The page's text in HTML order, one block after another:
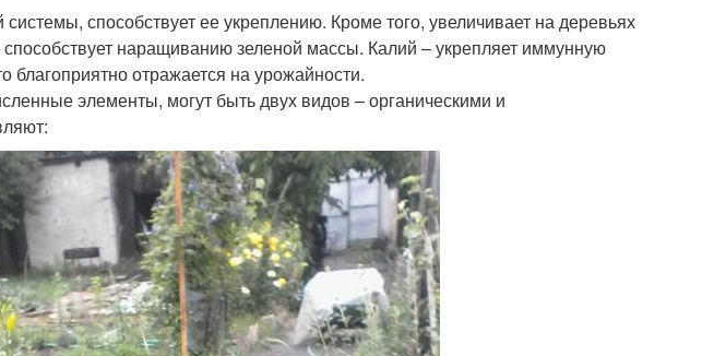
способствует ее укреплению. Кроме того, увеличивает на деревьях
способствует наращиванию зеленой массы. Калий – укрепляет иммунную
благоприятно отражается на урожайности.
элементы, могут быть двух видов – органическими и